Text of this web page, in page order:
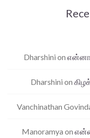
Dharshini on
Dharshini on
Vanchinathan
Manoramya on